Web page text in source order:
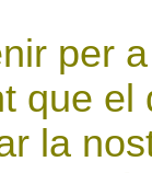
per
que
la